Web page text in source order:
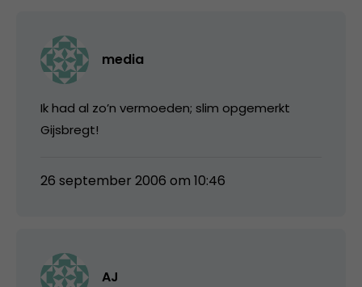
media
Ik had al zo’n vermoeden; slim opgemerkt
Gijsbregt!
26 september 2006 om 10:46
AJ